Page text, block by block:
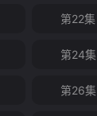
第22集
第24集
第26集